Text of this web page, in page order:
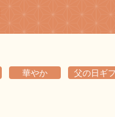
華やか 父の日ギ